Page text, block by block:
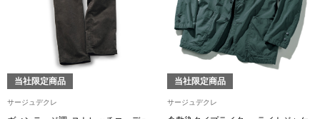
すべて見る
その他
その他
当社限定商品
サージュデクレ
当社限定商品
サージュデクレ